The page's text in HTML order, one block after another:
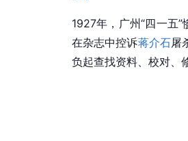
1927年，广州“四一五
在杂志中控诉蒋介石屠
负起查找资料、校对、